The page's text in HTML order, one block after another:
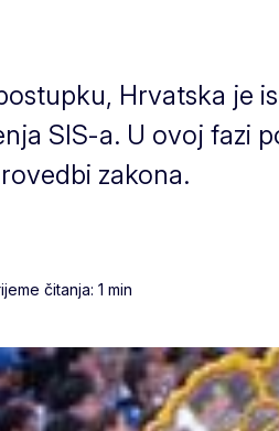
Hrvatska je
SIS-a. U ovoj fazi
zakona.
čitanja: 1 min